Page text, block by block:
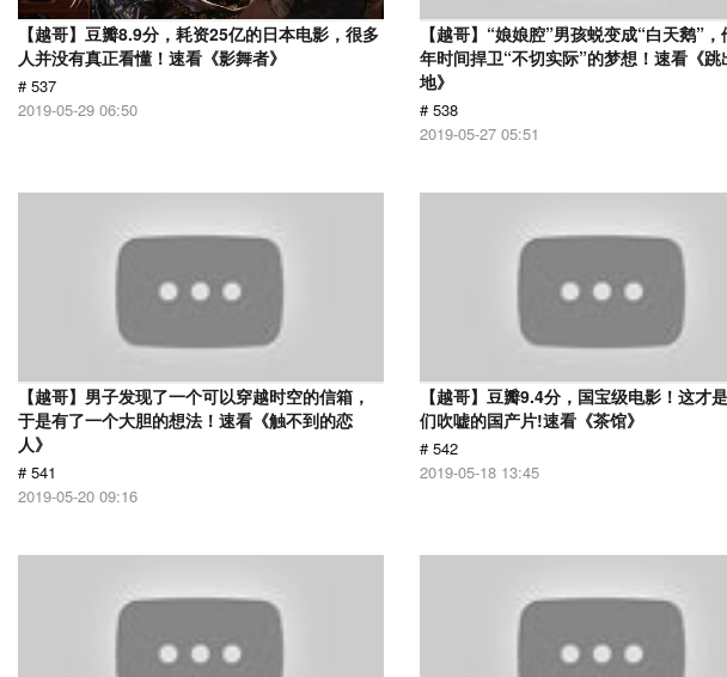
【越哥】豆瓣8.9分，耗资25亿的日本电影，很多
人并没有真正看懂！速看《影舞者》
# 537
2019-05-29 06:50
【越哥】“娘娘腔”男孩蜕变成“白天鹅”
年时间捍卫“不切实际”的梦想！速看《跳
地》
# 538
2019-05-27 05:51
【越哥】男子发现了一个可以穿越时空的信箱，
于是有了一个大胆的想法！速看《触不到的恋
人》
# 541
2019-05-20 09:16
【越哥】豆瓣9.4分，国宝级电影！这才
们吹嘘的国产片!速看《茶馆》
# 542
2019-05-18 13:45